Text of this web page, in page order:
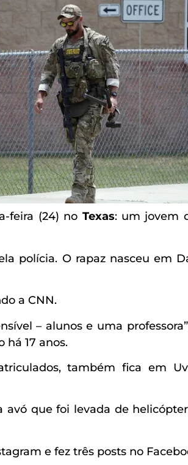
feira (24) no Texas: um jovem
polícia. O rapaz nasceu em
a CNN.
– alunos e uma
há 17 anos.
também fica em
que foi levada de
e fez três posts no